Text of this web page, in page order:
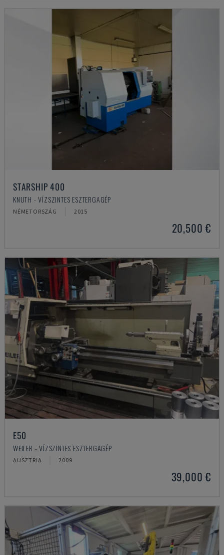
STARSHIP 400
KNUTH - VÍZSZINTES ESZTERGAGÉP
NÉMETORSZÁG 2015
20,500 €
E50
WEILER - VÍZSZINTES ESZTERGAGÉP
AUSZTRIA 2009
39,000 €